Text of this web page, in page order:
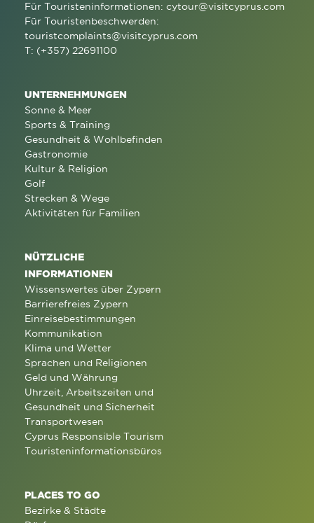
Für Touristeninformationen: cytour@visitcyprus.com
Für Touristenbeschwerden:
touristcomplaints@visitcyprus.com
T: (+357) 22691100
UNTERNEHMUNGEN
Sonne & Meer
Sports & Training
Gesundheit & Wohlbefinden
Gastronomie
Kultur & Religion
Golf
Strecken & Wege
Aktivitäten für Familien
NÜTZLICHE
INFORMATIONEN
Wissenswertes über Zypern
Barrierefreies Zypern
Einreisebestimmungen
Kommunikation
Klima und Wetter
Sprachen und Religionen
Geld und Währung
Uhrzeit, Arbeitszeiten und
Gesundheit und Sicherheit
Transportwesen
Cyprus Responsible Tourism
Touristeninformationsbüros
PLACES TO GO
Bezirke & Städte